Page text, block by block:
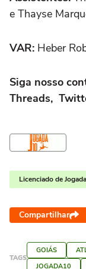
e Thayse
VAR: Heber
Siga nosso
Threads,
Licenciado de
Compartilhar
TAGS
GOIÁS
JOGADA10